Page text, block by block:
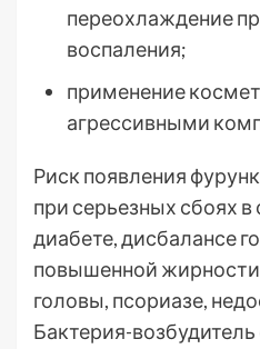
переохлаждение
воспаления;
применение
агрессивными
Риск появления
при серьезных сбоях
диабете, дисбалансе
повышенной
головы, псориазе,
Бактерия-